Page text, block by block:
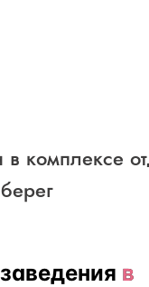
в комплексе
в